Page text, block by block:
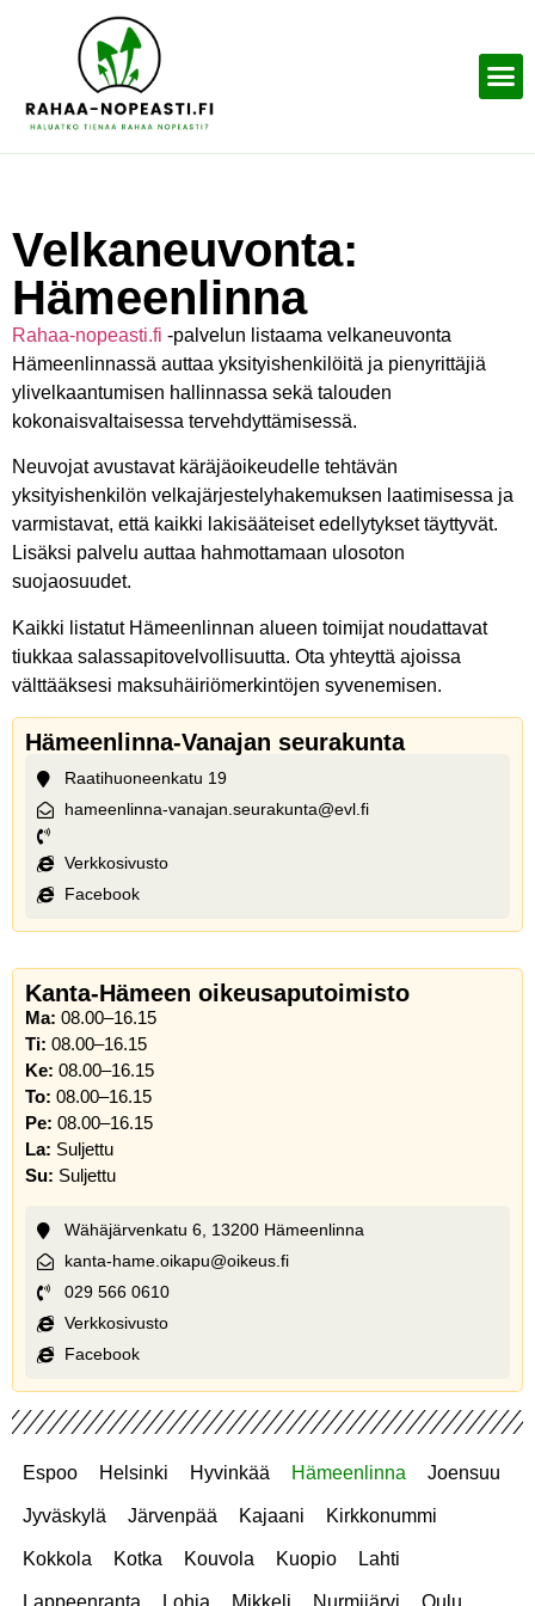
Velkaneuvonta:
Hämeenlinna
Rahaa-nopeasti.fi -palvelun listaama velkaneuvonta
Hämeenlinnassä auttaa yksityishenkilöitä ja pienyrittäjiä
ylivelkaantumisen hallinnassa sekä talouden
kokonaisvaltaisessa tervehdyttämisessä.
Neuvojat avustavat käräjäoikeudelle tehtävän
yksityishenkilön velkajärjestelyhakemuksen laatimisessa ja
varmistavat, että kaikki lakisääteiset edellytykset täyttyvät.
Lisäksi palvelu auttaa hahmottamaan ulosoton
suojaosuudet.
Kaikki listatut Hämeenlinnan alueen toimijat noudattavat
tiukkaa salassapitovelvollisuutta. Ota yhteyttä ajoissa
välttääksesi maksuhäiriömerkintöjen syvenemisen.
Hämeenlinna-Vanajan seurakunta
Raatihuoneenkatu 19
hameenlinna-vanajan.seurakunta@evl.fi
Verkkosivusto
Facebook
Kanta-Hämeen oikeusaputoimisto
Ma: 08.00–16.15
Ti: 08.00–16.15
Ke: 08.00–16.15
To: 08.00–16.15
Pe: 08.00–16.15
La: Suljettu
Su: Suljettu
Wähäjärvenkatu 6, 13200 Hämeenlinna
kanta-hame.oikapu@oikeus.fi
029 566 0610
Verkkosivusto
Facebook
Espoo Helsinki Hyvinkää Hämeenlinna Joensuu
Jyväskylä Järvenpää Kajaani Kirkkonummi
Kokkola Kotka Kouvola Kuopio Lahti